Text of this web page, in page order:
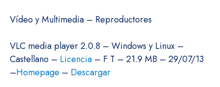
Vídeo y Multimedia – Reproductores
VLC media player 2.0.8 – Windows y Linux –
Castellano – Licencia – F T – 21.9 MB – 29/07/13
–Homepage – Descargar